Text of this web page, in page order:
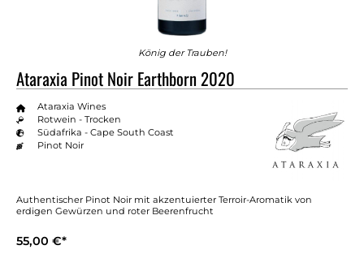
König der Trauben!
Ataraxia Pinot Noir Earthborn 2020
Ataraxia Wines
Rotwein - Trocken
Südafrika - Cape South Coast
Pinot Noir
Authentischer Pinot Noir mit akzentuierter Terroir-Aromatik von
erdigen Gewürzen und roter Beerenfrucht
55,00 €*